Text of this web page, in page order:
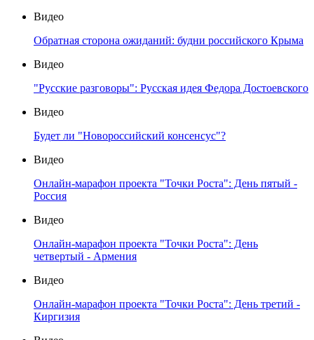
Видео
Обратная сторона ожиданий: будни российского Крыма
Видео
"Русские разговоры": Русская идея Федора Достоевского
Видео
Будет ли "Новороссийский консенсус"?
Видео
Онлайн-марафон проекта "Точки Роста": День пятый -
Россия
Видео
Онлайн-марафон проекта "Точки Роста": День
четвертый - Армения
Видео
Онлайн-марафон проекта "Точки Роста": День третий -
Киргизия